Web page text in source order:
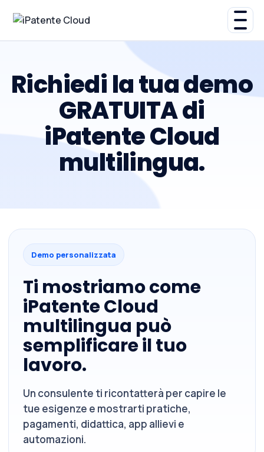
Richiedi la tua demo
GRATUITA di
iPatente Cloud
multilingua.
Demo personalizzata
Ti mostriamo come
iPatente Cloud
multilingua può
semplificare il tuo
lavoro.
Un consulente ti ricontatterà per capire le
tue esigenze e mostrarti pratiche,
pagamenti, didattica, app allievi e
automazioni.